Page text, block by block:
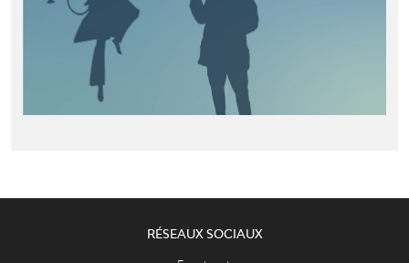
RÉSEAUX SOCIAUX